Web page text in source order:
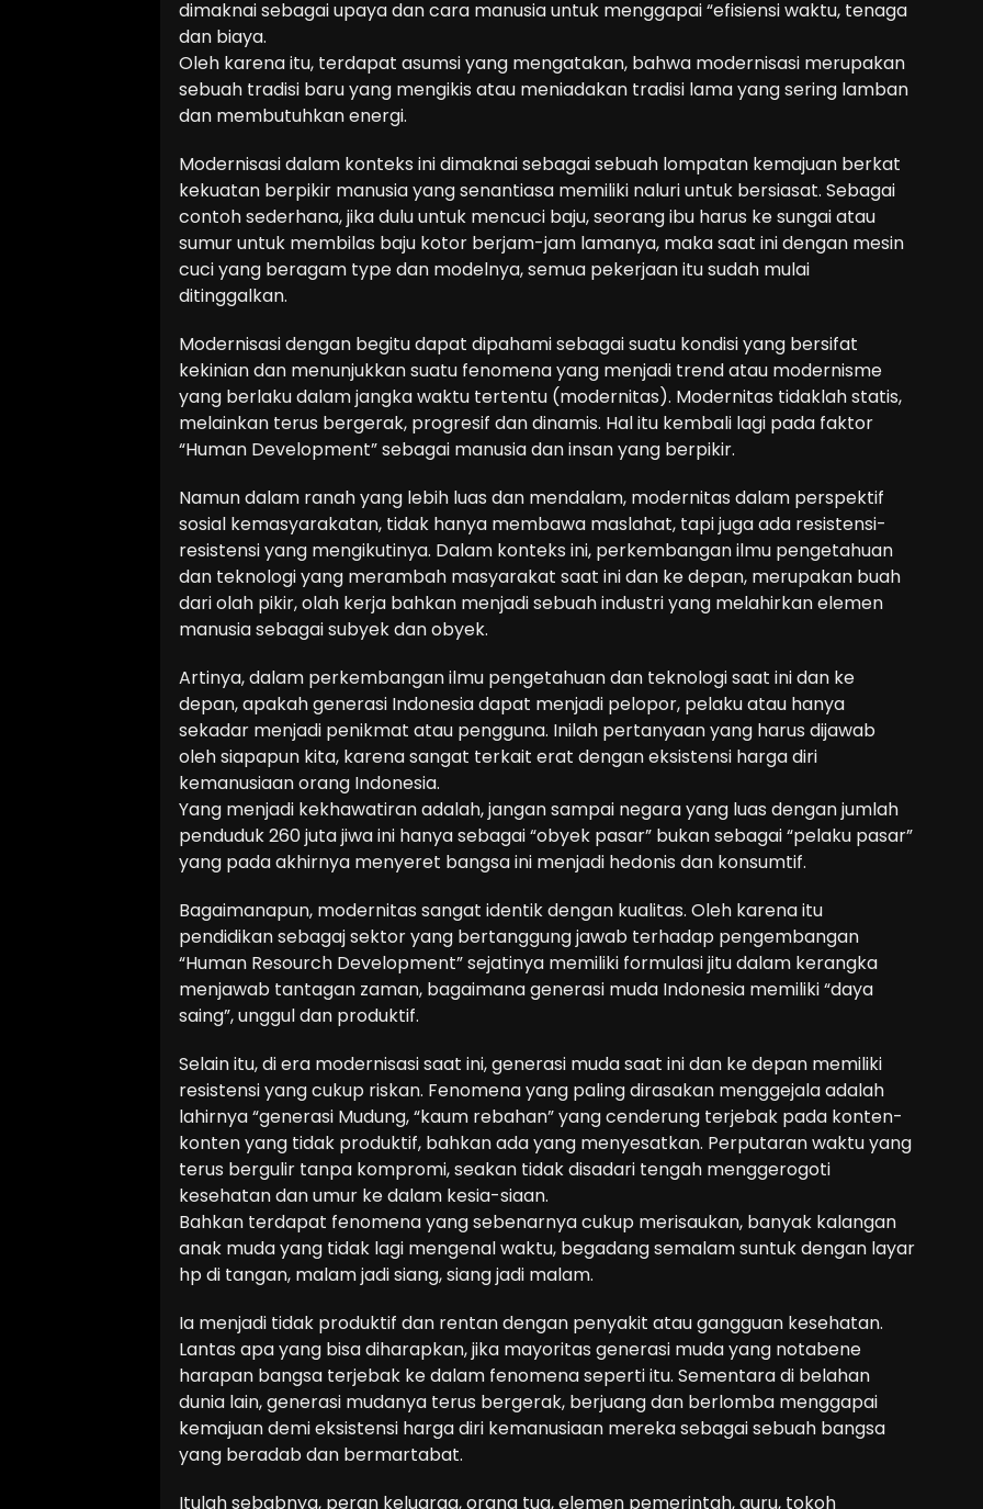
dimaknai sebagai upaya dan cara manusia untuk menggapai “efisiensi waktu, tenaga
dan biaya.
Oleh karena itu, terdapat asumsi yang mengatakan, bahwa modernisasi merupakan
sebuah tradisi baru yang mengikis atau meniadakan tradisi lama yang sering lamban
dan membutuhkan energi.
Modernisasi dalam konteks ini dimaknai sebagai sebuah lompatan kemajuan berkat
kekuatan berpikir manusia yang senantiasa memiliki naluri untuk bersiasat. Sebagai
contoh sederhana, jika dulu untuk mencuci baju, seorang ibu harus ke sungai atau
sumur untuk membilas baju kotor berjam-jam lamanya, maka saat ini dengan mesin
cuci yang beragam type dan modelnya, semua pekerjaan itu sudah mulai
ditinggalkan.
Modernisasi dengan begitu dapat dipahami sebagai suatu kondisi yang bersifat
kekinian dan menunjukkan suatu fenomena yang menjadi trend atau modernisme
yang berlaku dalam jangka waktu tertentu (modernitas). Modernitas tidaklah statis,
melainkan terus bergerak, progresif dan dinamis. Hal itu kembali lagi pada faktor
“Human Development” sebagai manusia dan insan yang berpikir.
Namun dalam ranah yang lebih luas dan mendalam, modernitas dalam perspektif
sosial kemasyarakatan, tidak hanya membawa maslahat, tapi juga ada resistensi-
resistensi yang mengikutinya. Dalam konteks ini, perkembangan ilmu pengetahuan
dan teknologi yang merambah masyarakat saat ini dan ke depan, merupakan buah
dari olah pikir, olah kerja bahkan menjadi sebuah industri yang melahirkan elemen
manusia sebagai subyek dan obyek.
Artinya, dalam perkembangan ilmu pengetahuan dan teknologi saat ini dan ke
depan, apakah generasi Indonesia dapat menjadi pelopor, pelaku atau hanya
sekadar menjadi penikmat atau pengguna. Inilah pertanyaan yang harus dijawab
oleh siapapun kita, karena sangat terkait erat dengan eksistensi harga diri
kemanusiaan orang Indonesia.
Yang menjadi kekhawatiran adalah, jangan sampai negara yang luas dengan jumlah
penduduk 260 juta jiwa ini hanya sebagai “obyek pasar” bukan sebagai “pelaku pasar”
yang pada akhirnya menyeret bangsa ini menjadi hedonis dan konsumtif.
Bagaimanapun, modernitas sangat identik dengan kualitas. Oleh karena itu
pendidikan sebagaj sektor yang bertanggung jawab terhadap pengembangan
“Human Resourch Development” sejatinya memiliki formulasi jitu dalam kerangka
menjawab tantagan zaman, bagaimana generasi muda Indonesia memiliki “daya
saing”, unggul dan produktif.
Selain itu, di era modernisasi saat ini, generasi muda saat ini dan ke depan memiliki
resistensi yang cukup riskan. Fenomena yang paling dirasakan menggejala adalah
lahirnya “generasi Mudung, “kaum rebahan” yang cenderung terjebak pada konten-
konten yang tidak produktif, bahkan ada yang menyesatkan. Perputaran waktu yang
terus bergulir tanpa kompromi, seakan tidak disadari tengah menggerogoti
kesehatan dan umur ke dalam kesia-siaan.
Bahkan terdapat fenomena yang sebenarnya cukup merisaukan, banyak kalangan
anak muda yang tidak lagi mengenal waktu, begadang semalam suntuk dengan layar
hp di tangan, malam jadi siang, siang jadi malam.
Ia menjadi tidak produktif dan rentan dengan penyakit atau gangguan kesehatan.
Lantas apa yang bisa diharapkan, jika mayoritas generasi muda yang notabene
harapan bangsa terjebak ke dalam fenomena seperti itu. Sementara di belahan
dunia lain, generasi mudanya terus bergerak, berjuang dan berlomba menggapai
kemajuan demi eksistensi harga diri kemanusiaan mereka sebagai sebuah bangsa
yang beradab dan bermartabat.
Itulah sebabnya, peran keluarga, orang tua, elemen pemerintah, guru, tokoh